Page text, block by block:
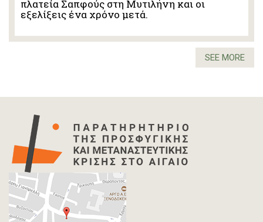
πλατεία Σαπφούς στη Μυτιλήνη και οι
εξελίξεις ένα χρόνο μετά.
SEE MORE